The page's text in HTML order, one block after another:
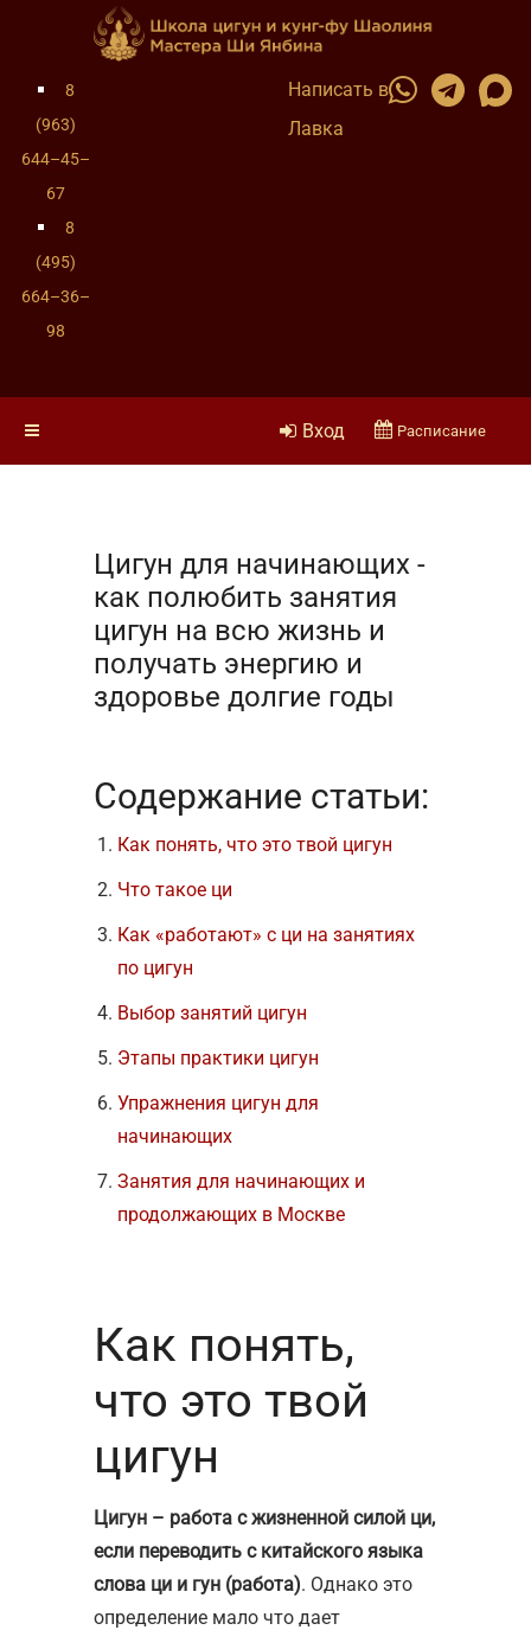
8
(963)
644–45–
67
8
(495)
664–36–
98
Написать в
Лавка
Вход Расписание
Цигун для начинающих -
как полюбить занятия
цигун на всю жизнь и
получать энергию и
здоровье долгие годы
Содержание статьи:
Как понять, что это твой цигун
Что такое ци
Как «работают» с ци на занятиях
по цигун
Выбор занятий цигун
Этапы практики цигун
Упражнения цигун для
начинающих
Занятия для начинающих и
продолжающих в Москве
Как понять,
что это твой
цигун
Цигун – работа с жизненной силой ци,
если переводить с китайского языка
слова ци и гун (работа). Однако это
определение мало что дает